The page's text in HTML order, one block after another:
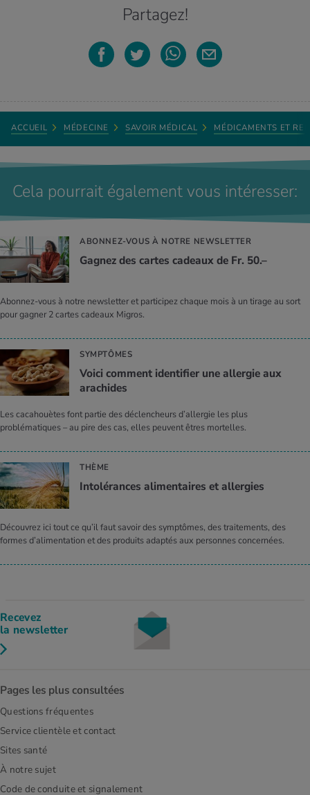
Partagez!
ACCUEIL MÉDECINE SAVOIR MÉDICAL MÉDICAMENTS ET
Cela pourrait également vous intéresser:
ABONNEZ-VOUS À NOTRE NEWSLETTER
Gagnez des cartes cadeaux de Fr. 50.–
Abonnez-vous à notre newsletter et participez chaque mois à un tirage au sort
pour gagner 2 cartes cadeaux Migros.
SYMPTÔMES
Voici comment identifier une allergie aux
arachides
Les cacahouètes font partie des déclencheurs d’allergie les plus
problématiques – au pire des cas, elles peuvent êtres mortelles.
THÈME
Intolérances alimentaires et allergies
Découvrez ici tout ce qu’il faut savoir des symptômes, des traitements, des
formes d’alimentation et des produits adaptés aux personnes concernées.
Recevez
la newsletter
Pages les plus consultées
Questions fréquentes
Service clientèle et contact
Sites santé
À notre sujet
Code de conduite et signalement